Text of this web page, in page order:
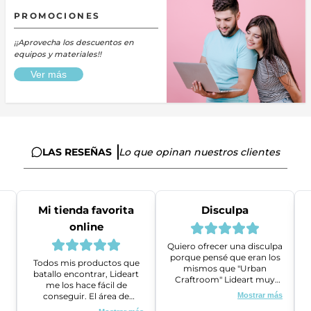
PROMOCIONES
¡¡Aprovecha los descuentos en
equipos y materiales!!
Ver más
LAS RESEÑAS Lo que opinan nuestros clientes
Mi tienda favorita
online
Todos mis productos que
batallo encontrar, Lideart
me los hace fácil de
conseguir. El área de
ventas es super amable y
Disculpa
Quiero ofrecer una disculpa
porque pensé que eran los
mismos que "Urban
Craftroom" Lideart muy
amables me ayudaron a
gestionar un problema que
Mostrar más